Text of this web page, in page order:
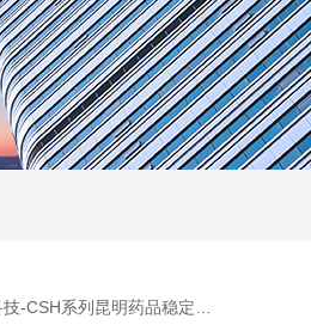
CSH系列昆明药品稳定性试验箱